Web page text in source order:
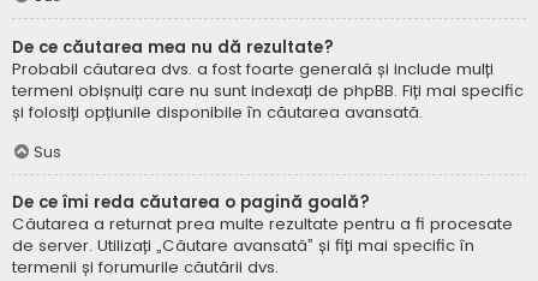
De ce căutarea mea nu dă rezultate?
Probabil căutarea dvs. a fost foarte generală și include mulți
termeni obișnuiți care nu sunt indexați de phpBB. Fiți mai specific
și folosiți opțiunile disponibile în căutarea avansată.
Sus
De ce îmi reda căutarea o pagină goală?
Căutarea a returnat prea multe rezultate pentru a fi procesate
de server. Utilizați „Căutare avansată” și fiți mai specific în
termenii și forumurile căutării dvs.